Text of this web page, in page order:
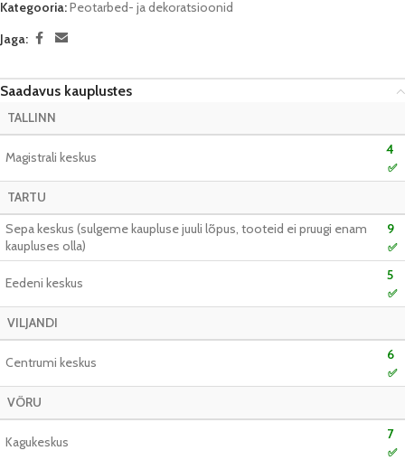
Kategooria:Peotarbed- ja dekoratsioonid
Jaga:
Saadavus kauplustes
TALLINN
Magistrali keskus 4
✅
TARTU
Sepa keskus (sulgeme kaupluse juuli lõpus, tooteid ei pruugi enam
kaupluses olla)
9
✅
Eedeni keskus 5
✅
VILJANDI
Centrumi keskus 6
✅
VÕRU
Kagukeskus 7
✅